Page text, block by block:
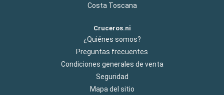
Costa Toscana
Cruceros.ni
¿Quiénes somos?
Preguntas frecuentes
Condiciones generales de venta
Seguridad
Mapa del sitio